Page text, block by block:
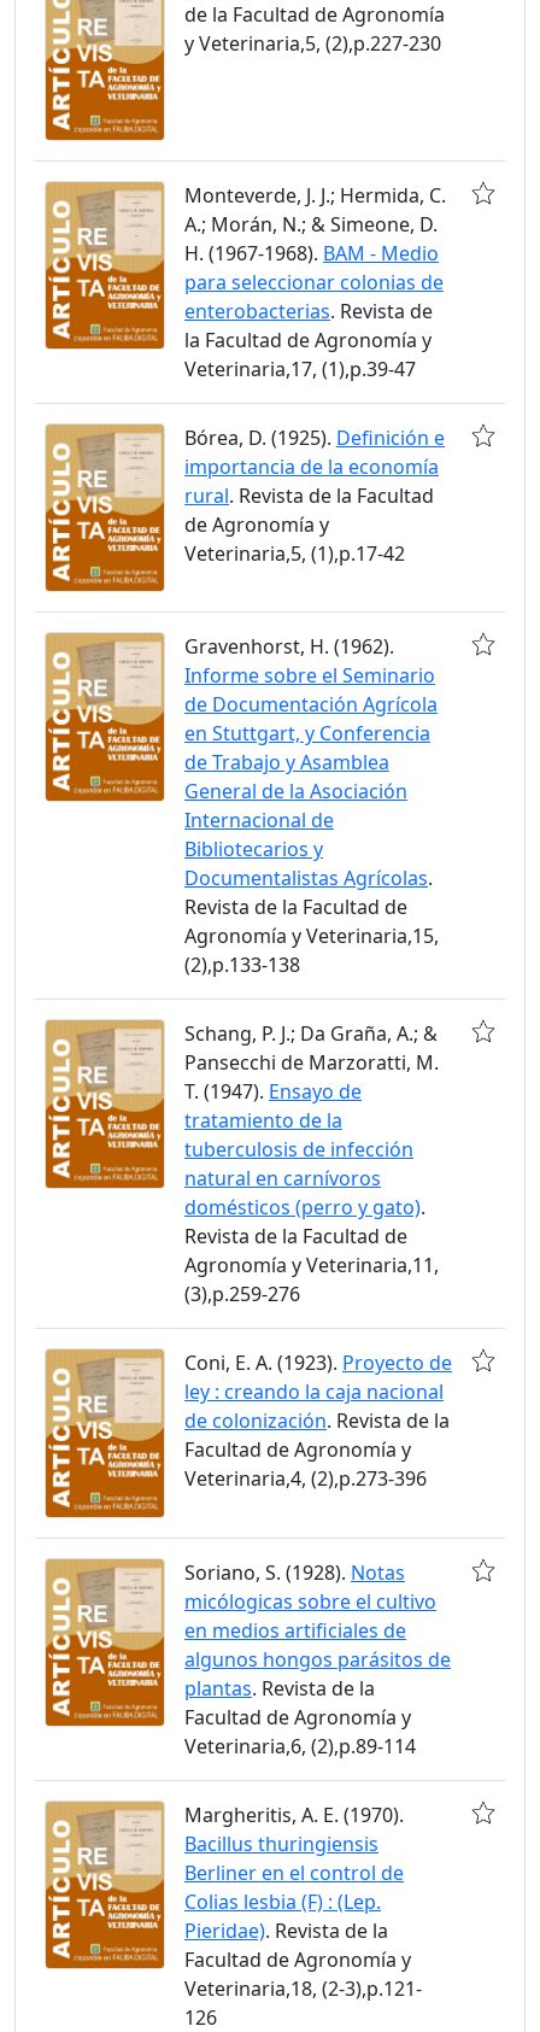
de la Facultad de Agronomía
y Veterinaria,5, (2),p.227-230
Monteverde, J. J.; Hermida, C.
A.; Morán, N.; & Simeone, D.
H. (1967-1968). BAM - Medio
para seleccionar colonias de
enterobacterias. Revista de
la Facultad de Agronomía y
Veterinaria,17, (1),p.39-47
Bórea, D. (1925). Definición e
importancia de la economía
rural. Revista de la Facultad
de Agronomía y
Veterinaria,5, (1),p.17-42
Gravenhorst, H. (1962).
Informe sobre el Seminario
de Documentación Agrícola
en Stuttgart, y Conferencia
de Trabajo y Asamblea
General de la Asociación
Internacional de
Bibliotecarios y
Documentalistas Agrícolas.
Revista de la Facultad de
Agronomía y Veterinaria,15,
(2),p.133-138
Schang, P. J.; Da Graña, A.; &
Pansecchi de Marzoratti, M.
T. (1947). Ensayo de
tratamiento de la
tuberculosis de infección
natural en carnívoros
domésticos (perro y gato).
Revista de la Facultad de
Agronomía y Veterinaria,11,
(3),p.259-276
Coni, E. A. (1923). Proyecto de
ley : creando la caja nacional
de colonización. Revista de la
Facultad de Agronomía y
Veterinaria,4, (2),p.273-396
Soriano, S. (1928). Notas
micólogicas sobre el cultivo
en medios artificiales de
algunos hongos parásitos de
plantas. Revista de la
Facultad de Agronomía y
Veterinaria,6, (2),p.89-114
Margheritis, A. E. (1970).
Bacillus thuringiensis
Berliner en el control de
Colias lesbia (F) : (Lep.
Pieridae). Revista de la
Facultad de Agronomía y
Veterinaria,18, (2-3),p.121-
126